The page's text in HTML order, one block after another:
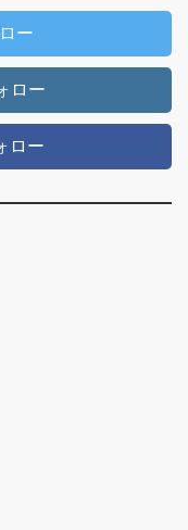
ー
ロー
ロー